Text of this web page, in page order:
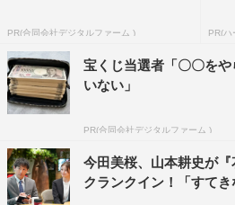
PR(合同会社デジタルファーム ) PR(ハ
宝くじ当選者「〇〇を
いない」
PR(合同会社デジタルファーム )
今田美桜、山本耕史が『
クランクイン！「すて